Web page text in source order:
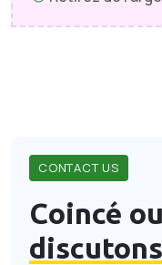
CONTACT US
Coincé
discutons